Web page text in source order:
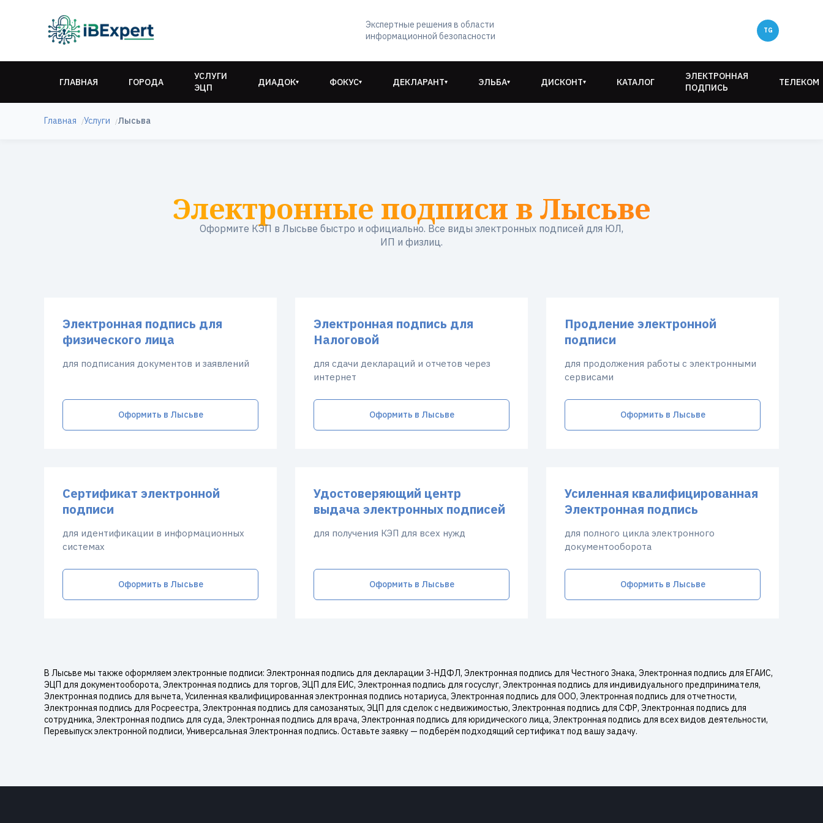
Экспертные решения в области
информационной безопасности
ГЛАВНАЯ ГОРОДА
УСЛУГИ
ЭЦП
ДИАДОК▾ ФОКУС▾ ДЕКЛАРАНТ▾ ЭЛЬБА▾ ДИСКОНТ▾ КАТАЛОГ
ЭЛЕКТРОННАЯ
ПОДПИСЬ
ТЕЛЕКОМ
Главная Услуги Лысьва
Электронные подписи в Лысьве
Оформите КЭП в Лысьве быстро и официально. Все виды электронных подписей для ЮЛ,
ИП и физлиц.
Электронная подпись для
физического лица
для подписания документов и заявлений
Оформить в Лысьве
Электронная подпись для
Налоговой
для сдачи деклараций и отчетов через
интернет
Оформить в Лысьве
Продление электронной
подписи
для продолжения работы с электронными
сервисами
Оформить в Лысьве
Сертификат электронной
подписи
для идентификации в информационных
системах
Оформить в Лысьве
Удостоверяющий центр
выдача электронных подписей
для получения КЭП для всех нужд
Оформить в Лысьве
Усиленная квалифицированная
Электронная подпись
для полного цикла электронного
документооборота
Оформить в Лысьве
В Лысьве мы также оформляем электронные подписи: Электронная подпись для декларации 3-НДФЛ, Электронная подпись для Честного Знака, Электронная подпись для ЕГАИС,
ЭЦП для документооборота, Электронная подпись для торгов, ЭЦП для ЕИС, Электронная подпись для госуслуг, Электронная подпись для индивидуального предпринимателя,
Электронная подпись для вычета, Усиленная квалифицированная электронная подпись нотариуса, Электронная подпись для ООО, Электронная подпись для отчетности,
Электронная подпись для Росреестра, Электронная подпись для самозанятых, ЭЦП для сделок с недвижимостью, Электронная подпись для СФР, Электронная подпись для
сотрудника, Электронная подпись для суда, Электронная подпись для врача, Электронная подпись для юридического лица, Электронная подпись для всех видов деятельности,
Перевыпуск электронной подписи, Универсальная Электронная подпись. Оставьте заявку — подберём подходящий сертификат под вашу задачу.